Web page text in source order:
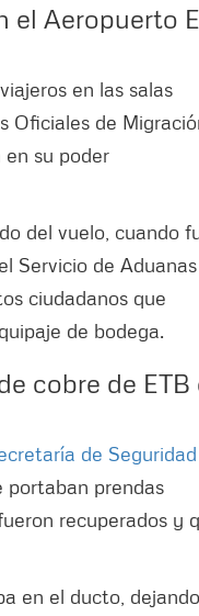
el Aeropuerto
en las salas
Oficiales de
su poder
del vuelo, cuando
Servicio de
ciudadanos que
de bodega.
cobre de ETB
de
portaban prendas
recuperados y
en el ducto,